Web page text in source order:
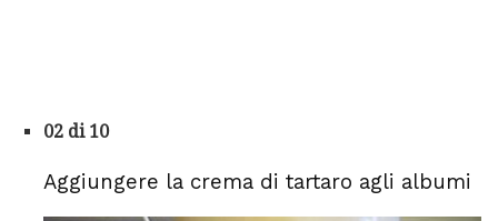
02 di 10
Aggiungere la crema di tartaro agli albumi